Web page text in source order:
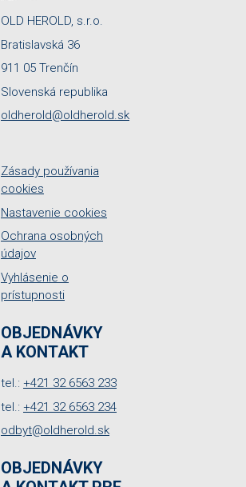
OLD HEROLD, s.r.o.
Bratislavská 36
911 05 Trenčín
Slovenská republika
oldherold@oldherold.sk
Zásady používania
cookies
Nastavenie cookies
Ochrana osobných
údajov
Vyhlásenie o
prístupnosti
OBJEDNÁVKY
A KONTAKT
tel.: +421 32 6563 233
tel.: +421 32 6563 234
odbyt@oldherold.sk
OBJEDNÁVKY